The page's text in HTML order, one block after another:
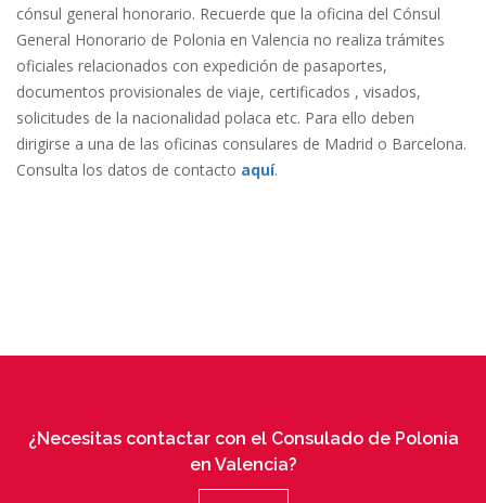
cónsul general honorario. Recuerde que la oficina del Cónsul
General Honorario de Polonia en Valencia no realiza trámites
oficiales relacionados con expedición de pasaportes,
documentos provisionales de viaje, certificados , visados,
solicitudes de la nacionalidad polaca etc. Para ello deben
dirigirse a una de las oficinas consulares de Madrid o Barcelona.
Consulta los datos de contacto aquí.
¿Necesitas contactar con el Consulado de Polonia
en Valencia?